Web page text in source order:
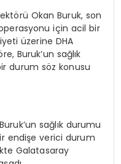
Okan Buruk, son
için acil bir
üzerine DHA
Buruk’un sağlık
durum söz konusu
sağlık durumu
endişe verici durum
Galatasaray